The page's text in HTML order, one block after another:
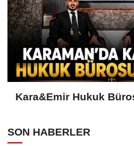
Kara&Emir Hukuk
SON HABERLER